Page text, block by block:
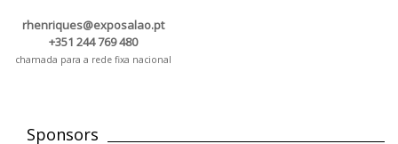
rhenriques@exposalao.pt
+351 244 769 480
chamada para a rede fixa nacional
Sponsors